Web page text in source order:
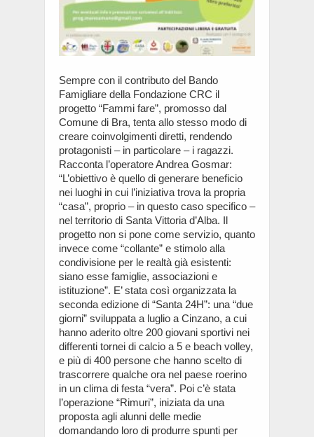
Sempre con il contributo del Bando
Famigliare della Fondazione CRC il
progetto “Fammi fare”, promosso dal
Comune di Bra, tenta allo stesso modo di
creare coinvolgimenti diretti, rendendo
protagonisti – in particolare – i ragazzi.
Racconta l’operatore Andrea Gosmar:
“L’obiettivo è quello di generare beneficio
nei luoghi in cui l’iniziativa trova la propria
“casa”, proprio – in questo caso specifico –
nel territorio di Santa Vittoria d’Alba. Il
progetto non si pone come servizio, quanto
invece come “collante” e stimolo alla
condivisione per le realtà già esistenti:
siano esse famiglie, associazioni e
istituzione”. E’ stata così organizzata la
seconda edizione di “Santa 24H”: una “due
giorni” sviluppata a luglio a Cinzano, a cui
hanno aderito oltre 200 giovani sportivi nei
differenti tornei di calcio a 5 e beach volley,
e più di 400 persone che hanno scelto di
trascorrere qualche ora nel paese roerino
in un clima di festa “vera”. Poi c’è stata
l’operazione “Rimuri”, iniziata da una
proposta agli alunni delle medie
domandando loro di produrre spunti per